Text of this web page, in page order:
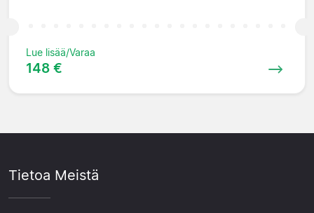
Lue lisää/Varaa
148 €
Tietoa Meistä